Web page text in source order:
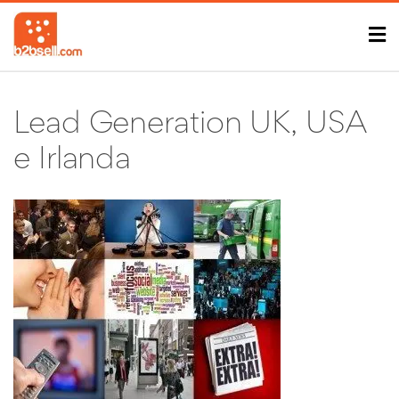
Lead Generation UK, USA
e Irlanda